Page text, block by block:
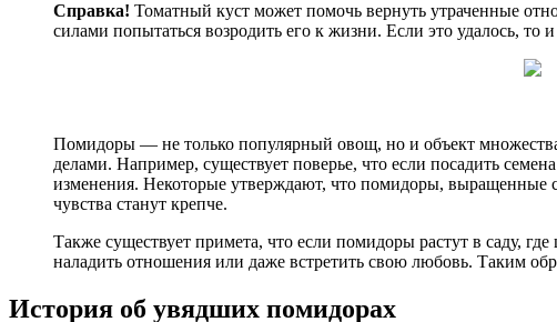
Справка! Томатный куст может помочь вернуть утраченные
силами попытаться возродить его к жизни. Если это удалось, то
Помидоры — не только популярный овощ, но и объект
делами. Например, существует поверье, что если посадить
изменения. Некоторые утверждают, что помидоры, выращенные
чувства станут крепче.
Также существует примета, что если помидоры растут в саду,
наладить отношения или даже встретить свою любовь. Таким
История об увядших помидорах